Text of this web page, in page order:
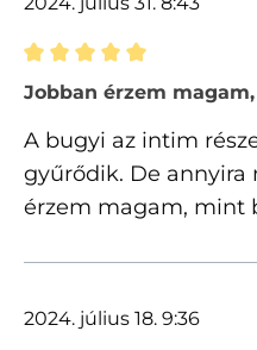
Értékelés 5 of 5
Jobban érzem
A bugyi az intim
gyűrődik. De annyira
érzem magam, mint
2024. július 18. 9:36